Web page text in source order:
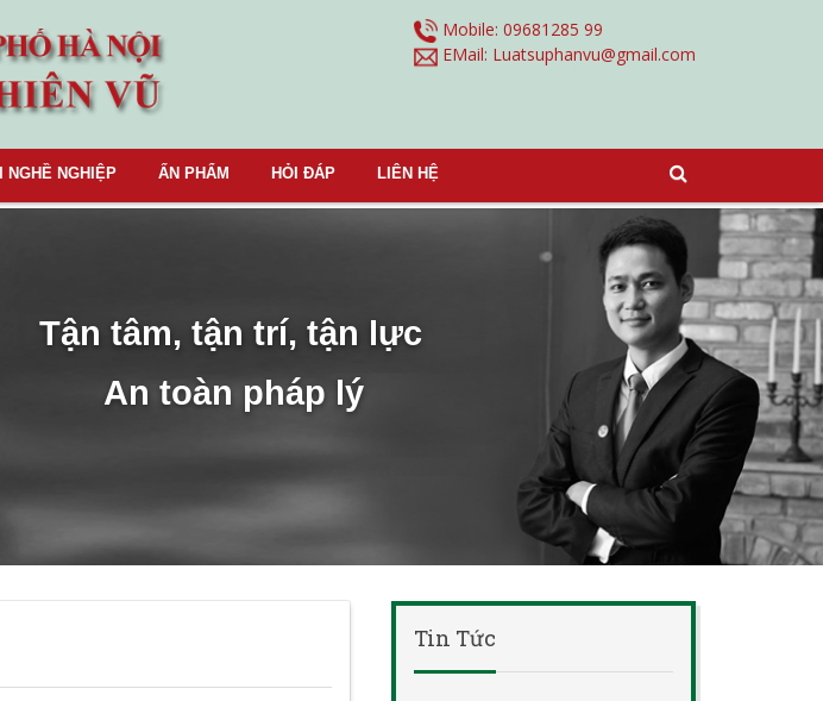
Mobile: 09681285 99
EMail: Luatsuphanvu@gmail.com
NGHỀ NGHIỆP ẤN PHẨM HỎI ĐÁP LIÊN HỆ
Tận tâm, tận trí, tận lực
An toàn pháp lý
Tin Tức